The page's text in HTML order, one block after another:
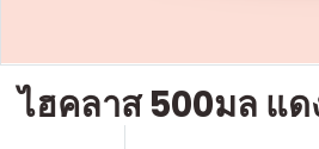
ไฮคลาส 500มล แ